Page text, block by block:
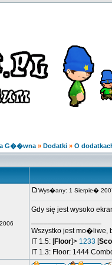
G��wna » Dodatki » O
Wys�any: 1 Sierpie�
Gdy się jest wysoko
Wszystko jest mo�liwe,
IT 1.5: [Floor]> 1233 [
IT 1.3: Floor: 1444